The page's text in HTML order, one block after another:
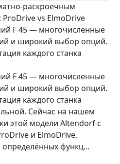
раскроечным
vs ElmoDrive
F 45 — многочисленные
и широкий выбор опций.
каждого станка
F 45 — многочисленные
и широкий выбор опций.
каждого станка
Сейчас на нашем
этой модели Altendorf с
и ElmoDrive,
функц...